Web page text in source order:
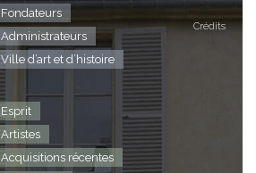
Crédits
Fondateurs
Administrateurs
Ville d’art et d’histoire
Esprit
Artistes
Acquisitions récentes